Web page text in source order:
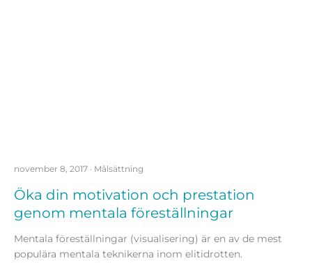
november 8, 2017 · Målsättning
Öka din motivation och prestation
genom mentala föreställningar
Mentala föreställningar (visualisering) är en av de mest
populära mentala teknikerna inom elitidrotten.